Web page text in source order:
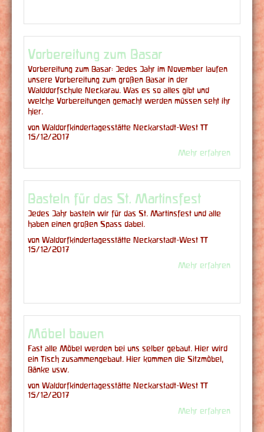
Vorbereitung zum Basar
Vorbereitung zum Basar: Jedes Jahr im November laufen
unsere Vorbereitung zum großen Basar in der
Walddorfschule Neckarau. Was es so alles gibt und
welche Vorbereitungen gemacht werden müssen seht ihr
hier.
von Waldorfkindertagesstätte Neckarstadt-West |
15/12/2017
Mehr erfahren
Basteln für das St. Martinsfest
Jedes Jahr basteln wir für das St. Martinsfest und alle
haben einen großen Spass dabei.
von Waldorfkindertagesstätte Neckarstadt-West |
15/12/2017
Mehr erfahren
Möbel bauen
Fast alle Möbel werden bei uns selber gebaut. Hier wird
ein Tisch zusammengebaut. Hier kommen die Sitzmöbel,
Bänke usw.
von Waldorfkindertagesstätte Neckarstadt-West |
15/12/2017
Mehr erfahren